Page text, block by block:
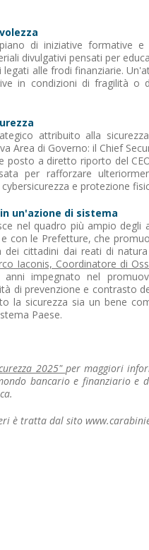
di iniziative formative e
divulgativi pensati per
alle frodi finanziarie.
in condizioni di fragilità o
attribuito alla
Area di Governo: il Chief
e posto a diretto riporto del
per rafforzare
e protezione
un'azione di sistema
nel quadro più ampio degli
con le Prefetture, che
cittadini dai reati di
Iaconis, Coordinatore di
anni impegnato nel
di prevenzione e contrasto
la sicurezza sia un bene
Paese.
2025" per maggiori
bancario e finanziario e
è tratta dal sito